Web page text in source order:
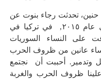
تحدثت رجاء بنوت عن
بدايات الكورال: “كانت البداية في عام ٢٠١٥, في تركيا في
على النساء السوريات
عانين من ظروف الحرب
وتدمير. أحببت أن نجتمع
ظروف الحرب والغربة